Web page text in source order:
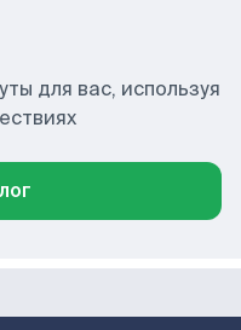
для вас, используя